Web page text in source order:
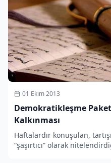
01 Ekim 2013
Demokratikleşme
Kalkınması
Haftalardır konuşulan,
“şaşırtıcı” olarak